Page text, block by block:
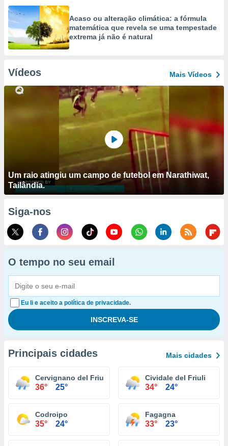
Acaso ou alteração climática: a fórmula
matemática que revela se uma tempestade
extrema já não é natural
Vídeos Mais Vídeos
Um raio atingiu um campo de futebol em Narathiwat,
Tailândia.
Siga-nos
O tempo no seu email
Eu li e aceito a política de privacidade.
Principais cidades Mais cidades
Cervignano del Friuli
36° 25°
Cividale del Friuli
34° 24°
Codroipo
35° 24°
Fagagna
33° 23°